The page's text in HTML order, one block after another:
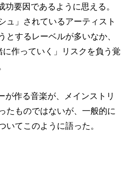
功要因であるように思える。
ュ」されているアーティスト
とするレーベルが多いなか、
作っていく」リスクを負う覚
が作る音楽が、メインストリ
たものではないが、一般的に
いてこのように語った。